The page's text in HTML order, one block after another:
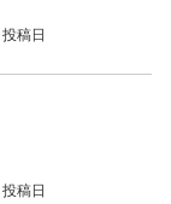
投稿日
投稿日